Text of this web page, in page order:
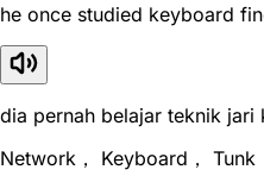
he once studied keyboard
dia pernah belajar teknik jari
Network， Keyboard， Tunk